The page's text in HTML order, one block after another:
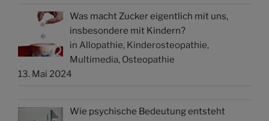
Was macht Zucker eigentlich mit uns,
insbesondere mit Kindern?
in Allopathie, Kinderosteopathie,
Multimedia, Osteopathie
13. Mai 2024
Wie psychische Bedeutung entsteht